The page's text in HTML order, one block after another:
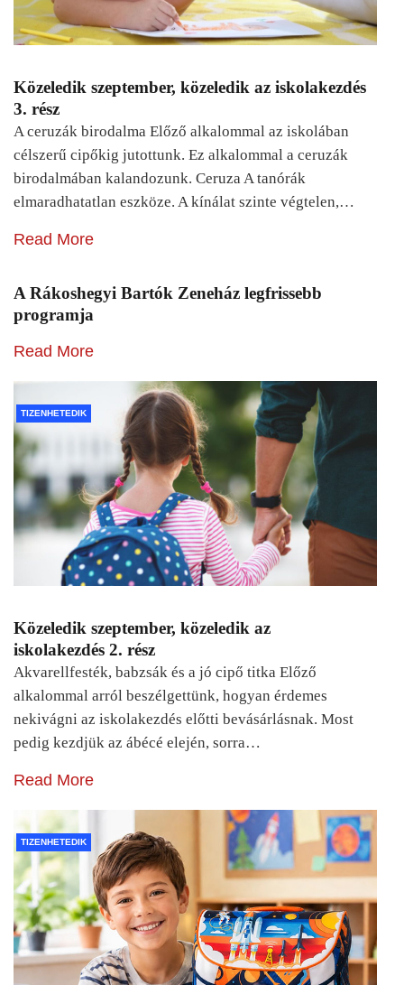
Közeledik szeptember, közeledik az iskolakezdés
3. rész
A ceruzák birodalma Előző alkalommal az iskolában
célszerű cipőkig jutottunk. Ez alkalommal a ceruzák
birodalmában kalandozunk. Ceruza A tanórák
elmaradhatatlan eszköze. A kínálat szinte végtelen,…
Read More
A Rákoshegyi Bartók Zeneház legfrissebb
programja
Read More
TIZENHETEDIK
Közeledik szeptember, közeledik az
iskolakezdés 2. rész
Akvarellfesték, babzsák és a jó cipő titka Előző
alkalommal arról beszélgettünk, hogyan érdemes
nekivágni az iskolakezdés előtti bevásárlásnak. Most
pedig kezdjük az ábécé elején, sorra…
Read More
TIZENHETEDIK